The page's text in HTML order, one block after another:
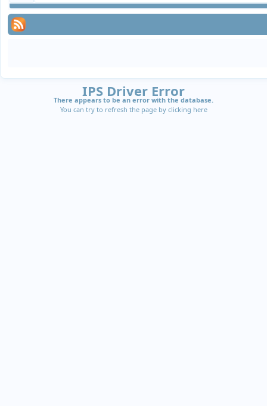
IPS Driver Error
There appears to be an error with the database.
You can try to refresh the page by clicking here